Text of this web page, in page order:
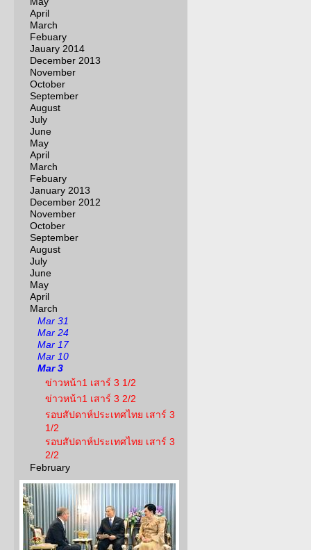
April
March
Febuary
Jauary 2014
December 2013
November
October
September
August
July
June
May
April
March
Febuary
January 2013
December 2012
November
October
September
August
July
June
May
April
March
Mar 31
Mar 24
Mar 17
Mar 10
Mar 3
ข่าวหน้า1 เสาร์ 3 1/2
ข่าวหน้า1 เสาร์ 3 2/2
รอบสัปดาห์ประเทศไทย เสาร์ 3
1/2
รอบสัปดาห์ประเทศไทย เสาร์ 3
2/2
February